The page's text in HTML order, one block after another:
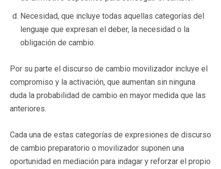
Necesidad, que incluye todas aquellas categorías del
lenguaje que expresan el deber, la necesidad o la
obligación de cambio.
Por su parte el discurso de cambio movilizador incluye el
compromiso y la activación, que aumentan sin ninguna
duda la probabilidad de cambio en mayor medida que las
anteriores.
Cada una de estas categorías de expresiones de discurso
de cambio preparatorio o movilizador suponen una
oportunidad en mediación para indagar y reforzar el propio